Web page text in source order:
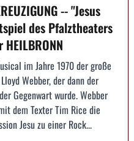
-- "Jesus
des Pfalztheaters
im Jahre 1970 der große
Webber, der dann der
Gegenwart wurde. Webber
dem Texter Tim Rice die
Jesu zu einer Rock...